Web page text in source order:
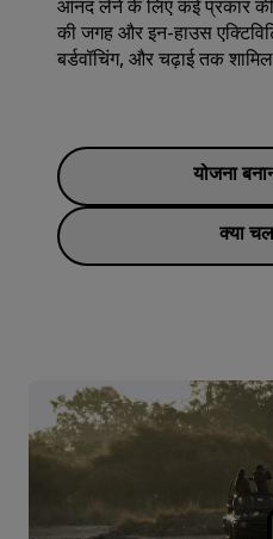
आनंद लेने के लिए कई प्रकार
की जगह और इन-हाउस
बर्डवॉचिंग, और चढ़ाई तक
योजना
क्या